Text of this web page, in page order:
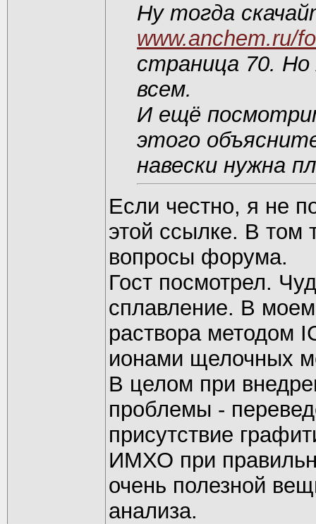
Ну тогда
www.anchem.ru/
страница 70. Но
всем.
И ещё
этого
навески нужна
Если честно, я не
этой ссылке. В том
вопросы форума.
Гост посмотрел.
сплавление. В
раствора методом
ионами щелочных
В целом при
проблемы -
присутствие
ИМХО при
очень полезной
анализа.